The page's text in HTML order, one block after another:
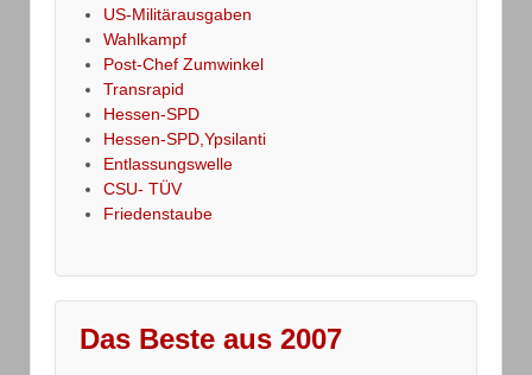
US-Militärausgaben
Wahlkampf
Post-Chef Zumwinkel
Transrapid
Hessen-SPD
Hessen-SPD,Ypsilanti
Entlassungswelle
CSU- TÜV
Friedenstaube
Das Beste aus 2007